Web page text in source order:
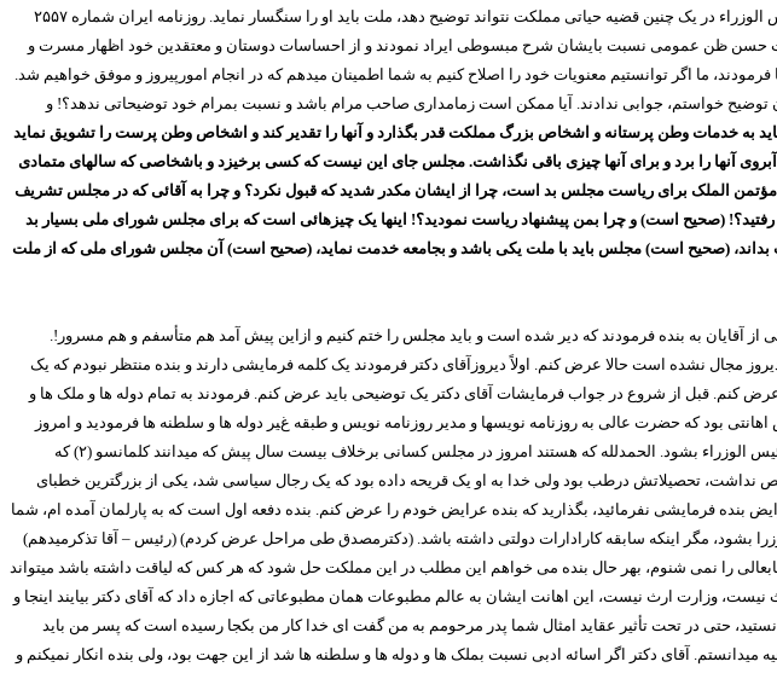
در یک چنین قضیه حیاتی مملکت نتواند توضیح دهد، ملت باید او را سنگسار نماید. روزنامه ایران شماره ۲۵۵۷
حسن ظن عمومی نسبت بایشان شرح مبسوطی ایراد نمودند و از احساسات دوستان و معتقدین خود اظهار مسرت و
ما اگر توانستیم معنویات خود را اصلاح کنیم به شما اطمینان میدهم که در انجام امورپیروز و موفق خواهیم شد.
خواستم، جوابی ندادند. آیا ممکن است زمامداری صاحب مرام باشد و نسبت بمرام خود توضیحاتی ندهد؟! و
به خدمات وطن پرستانه و اشخاص بزرگ مملکت قدر بگذارد و آنها را تقدیر کند و اشخاص وطن پرست را تشویق نماید
آنها را برد و برای آنها چیزی باقی نگذاشت. مجلس جای این نیست که کسی برخیزد و باشخاصی که سالهای متمادی
مؤتمن الملک برای ریاست مجلس بد است، چرا از ایشان مکدر شدید که قبول نکرد؟ و چرا به آقائی که در مجلس تشریف
(صحیح است) و چرا بمن پیشنهاد ریاست نمودید؟! اینها یک چیزهائی است که برای مجلس شورای ملی بسیار بد
(صحیح است) مجلس باید با ملت یکی باشد و بجامعه خدمت نماید، (صحیح است) آن مجلس شورای ملی که از ملت
از آقایان به بنده فرمودند که دیر شده است و باید مجلس را ختم کنیم و ازاین پیش آمد هم متأسفم و هم مسرور!.
مجال نشده است حالا عرض کنم. اولاً دیروزآقای دکتر فرمودند یک کلمه فرمایشی دارند و بنده منتظر نبودم که یک
کنم. قبل از شروع در جواب فرمایشات آقای دکتر یک توضیحی باید عرض کنم. فرمودند به تمام دوله ها و ملک ها و
بود که حضرت عالی به روزنامه نویسها و مدیر روزنامه نویس و طبقه غیر دوله ها و سلطنه ها فرمودید و امروز
رئیس الوزراء بشود. الحمدلله که هستند امروز در مجلس کسانی برخلاف بیست سال پیش که میدانند کلمانسو (۲) که
نداشت، تحصیلاتش درطب بود ولی خدا به او یک قریحه داده بود که یک رجال سیاسی شد، یکی از بزرگترین خطبای
فرمایشی نفرمائید، بگذارید که بنده عرایض خودم را عرض کنم. بنده دفعه اول است که به پارلمان آمده ام، شما
بشود، مگر اینکه سابقه کارادارات دولتی داشته باشد. (دکترمصدق طی مراحل عرض کردم) (رئیس – آقا تذکرمیدهم)
را نمی شنوم، بهر حال بنده می خواهم این مطلب در این مملکت حل شود که هر کس که لیاقت داشته باشد میتواند
وزارت ارث نیست، این اهانت ایشان به عالم مطبوعات همان مطبوعاتی که اجازه داد که آقای دکتر بیایند اینجا و
حتی در تحت تأثیر عقاید امثال شما پدر مرحومم به من گفت ای خدا کار من بکجا رسیده است که پسر من باید
آقای دکتر اگر اسائه ادبی نسبت بملک ها و دوله ها و سلطنه ها شد از این جهت بود، ولی بنده انکار نمیکنم و